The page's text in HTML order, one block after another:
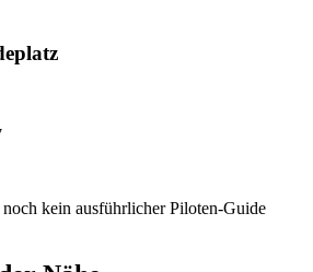
kein ausführlicher Piloten-Guide